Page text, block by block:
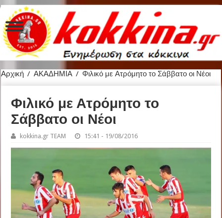
Αρχική / ΑΚΑΔΗΜΙΑ / Φιλικό με Ατρόμητο το Σάββατο οι Νέοι
Φιλικό με Ατρόμητο το
Σάββατο οι Νέοι
kokkina.gr TEAM 15:41 - 19/08/2016